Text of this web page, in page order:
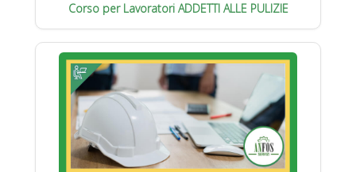
Corso per Lavoratori ADDETTI ALLE PULIZIE